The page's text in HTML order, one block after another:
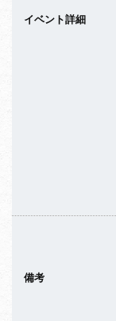
イベント詳細
備考